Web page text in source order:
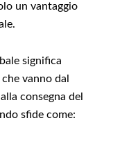
un vantaggio
significa
vanno dal
consegna del
sfide come: